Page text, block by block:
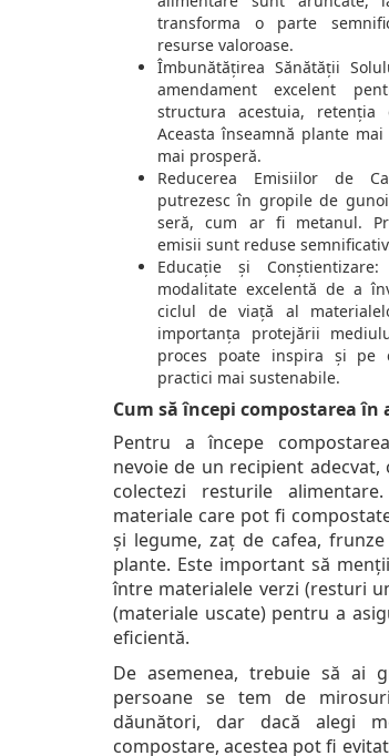
transforma o parte
resurse valoroase.
Îmbunătățirea Sănătății
amendament excelent
structura acestuia,
Aceasta înseamnă plante
mai prosperă.
Reducerea Emisiilor de
putrezesc în gropile de
seră, cum ar fi metanul.
emisii sunt reduse
Educație și
modalitate excelentă de a
ciclul de viață al
importanța protejării
proces poate inspira și
practici mai sustenabile.
Cum să începi compostarea
Pentru a începe
nevoie de un recipient
colectezi resturile
materiale care pot fi
și legume, zaț de cafea,
plante. Este important să
între materialele verzi (resturi
(materiale uscate) pentru a
eficientă.
De asemenea, trebuie să ai
persoane se tem de
dăunători, dar dacă alegi
compostare, acestea pot fi